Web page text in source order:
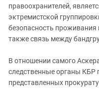
Северная Осетия - Алания
СКФО
Ставропольский край
Южный Кавказ
правоохранителей,
эктремистской
безопасность проживания
также связь между
В отношении самого
следственные органы КБР
представленных